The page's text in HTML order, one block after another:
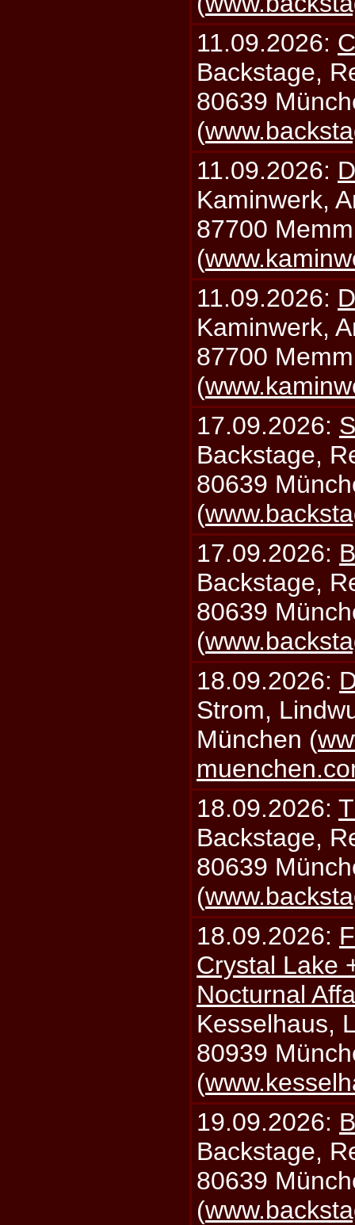
11.09.2026:
Backstage,
80639
(
11.09.2026:
Kaminwerk,
87700
(
11.09.2026:
Kaminwerk,
87700
(
17.09.2026:
Backstage,
80639
(
17.09.2026:
Backstage,
80639
(
18.09.2026:
Strom,
München (
18.09.2026:
Backstage,
80639
(
18.09.2026:
Crystal Lake
Nocturnal
Kesselhaus,
80939
(
19.09.2026:
Backstage,
80639
(